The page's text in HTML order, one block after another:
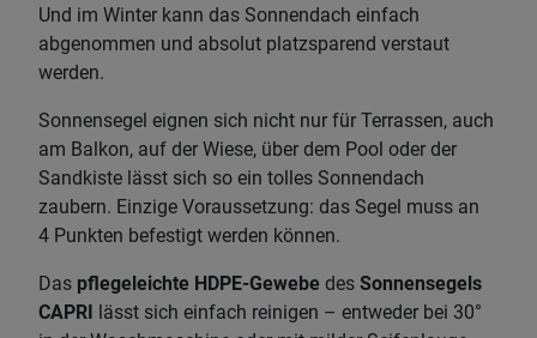
Und im Winter kann das Sonnendach einfach
abgenommen und absolut platzsparend verstaut
werden.
Sonnensegel eignen sich nicht nur für Terrassen, auch
am Balkon, auf der Wiese, über dem Pool oder der
Sandkiste lässt sich so ein tolles Sonnendach
zaubern. Einzige Voraussetzung: das Segel muss an
4 Punkten befestigt werden können.
Das pflegeleichte HDPE-Gewebe des Sonnensegels
CAPRI lässt sich einfach reinigen – entweder bei 30°